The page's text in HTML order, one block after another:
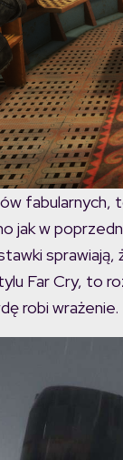
jak w
sprawiają,
Far Cry, to
robi wrażenie.